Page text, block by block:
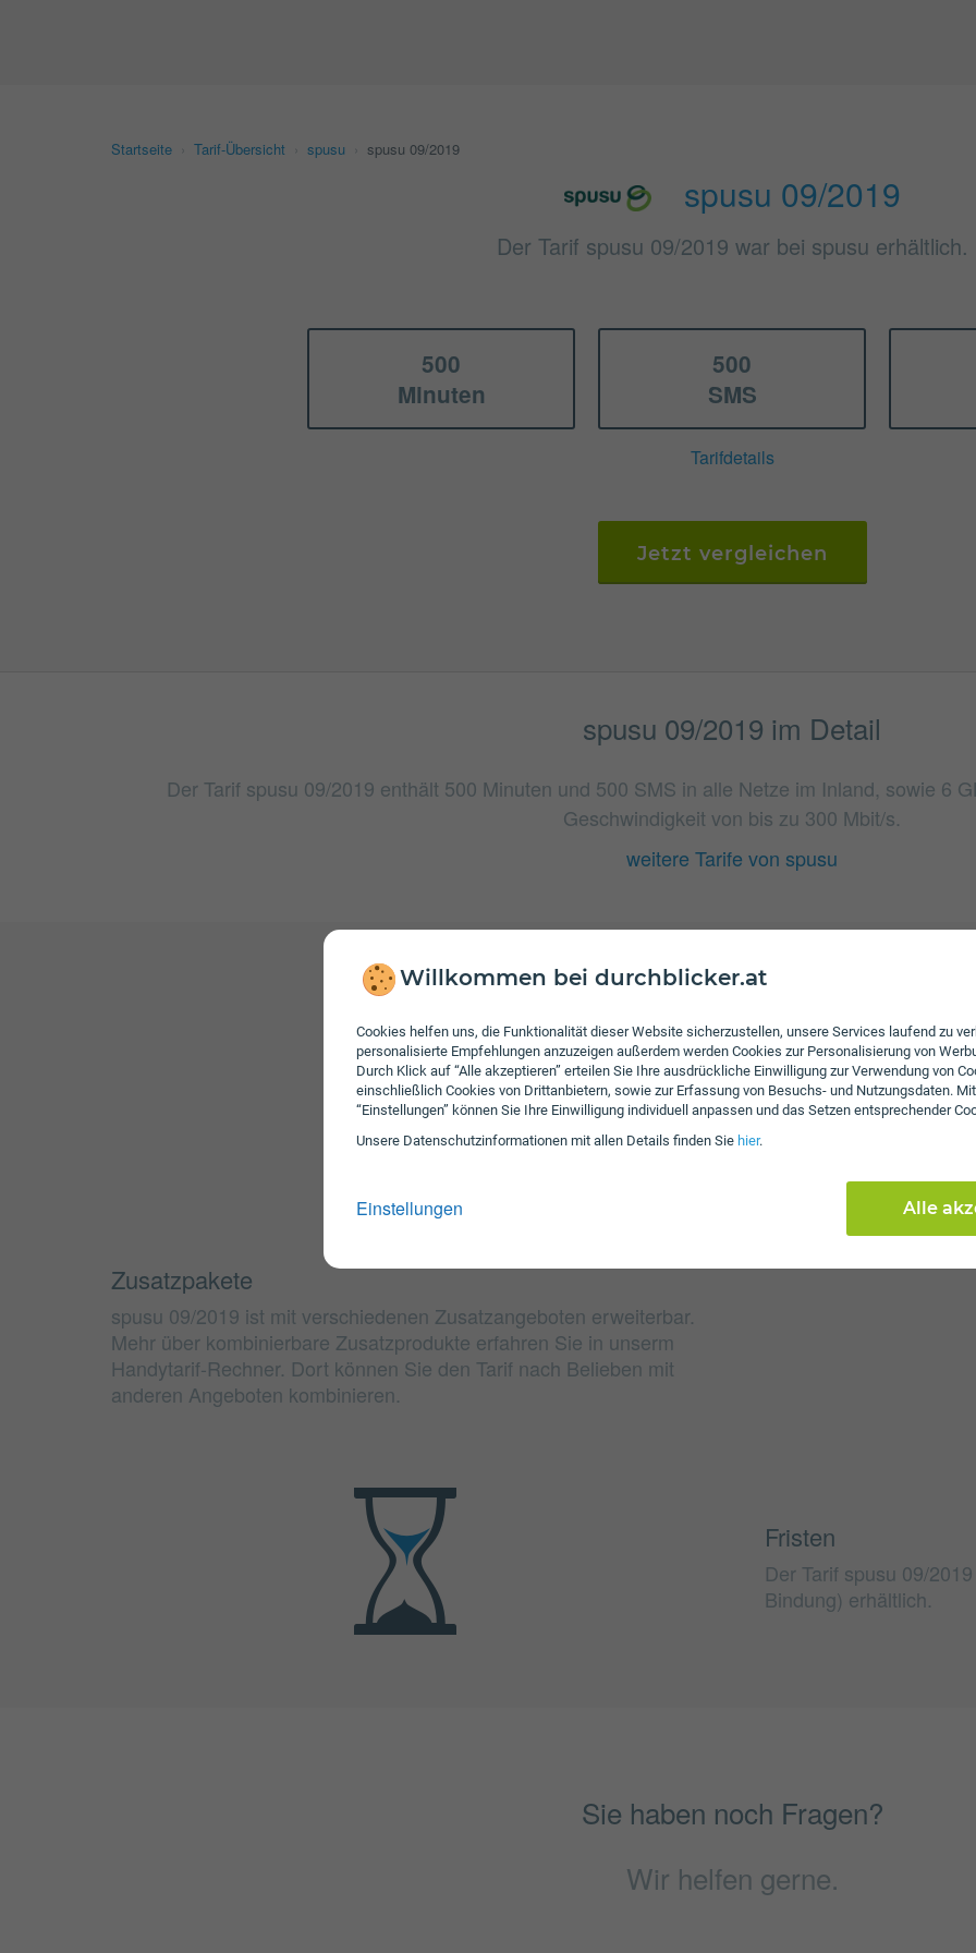
Willkommen bei durchblicker.at
Cookies helfen uns, die Funktionalität dieser Website sicherzustellen, unsere Services laufend zu
personalisierte Empfehlungen anzuzeigen außerdem werden Cookies zur Personalisierung von
Durch Klick auf “Alle akzeptieren” erteilen Sie Ihre ausdrückliche Einwilligung zur Verwendung von
einschließlich Cookies von Drittanbietern, sowie zur Erfassung von Besuchs- und Nutzungsdaten.
“Einstellungen” können Sie Ihre Einwilligung individuell anpassen und das Setzen entsprechender
Unsere Daten­schutz­informationen mit allen Details finden Sie hier.
Einstellungen Alle
Startseite Tarif-Übersicht spusu spusu 09/2019
spusu 09/2019
Der Tarif spusu 09/2019 war bei spusu erhältlich.
500
Minuten
500
SMS
Tarifdetails
Jetzt vergleichen
spusu 09/2019 im Detail
Der Tarif spusu 09/2019 enthält 500 Minuten und 500 SMS in alle Netze im Inland, sowie 6
Geschwindigkeit von bis zu 300 Mbit/s.
weitere Tarife von spusu
Gebühren
Nach Verbrauch der
von 4 ct/€ pro Minute
das inkludierte
Kbit/s weitersurfen.
Zusatzpakete
spusu 09/2019 ist mit verschiedenen Zusatzangeboten erweiterbar.
Mehr über kombinierbare Zusatzprodukte erfahren Sie in unserm
Handytarif-Rechner. Dort können Sie den Tarif nach Belieben mit
anderen Angeboten kombinieren.
Fristen
Der Tarif spusu 09/
Bindung) erhältlich.
Sie haben noch Fragen?
Wir helfen gerne.